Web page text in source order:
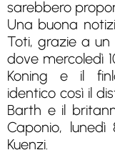
sarebbero
Una buona
Toti, grazie a
dove mercoledì
Koning e il
identico così il
Barth e il
Caponio,
Kuenzi.